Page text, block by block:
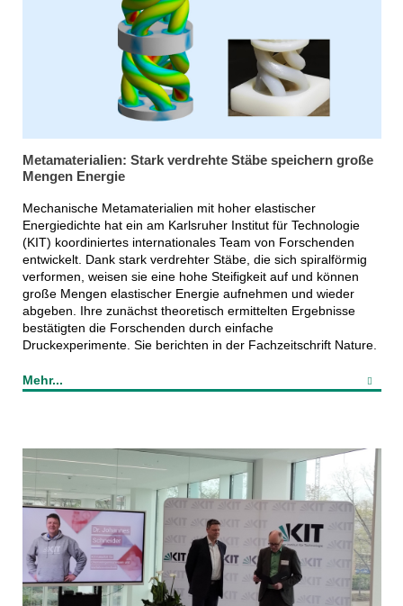
Metamaterialien: Stark verdrehte Stäbe speichern große
Mengen Energie
Mechanische Metamaterialien mit hoher elastischer
Energiedichte hat ein am Karlsruher Institut für Technologie
(KIT) koordiniertes internationales Team von Forschenden
entwickelt. Dank stark verdrehter Stäbe, die sich spiralförmig
verformen, weisen sie eine hohe Steifigkeit auf und können
große Mengen elastischer Energie aufnehmen und wieder
abgeben. Ihre zunächst theoretisch ermittelten Ergebnisse
bestätigten die Forschenden durch einfache
Druckexperimente. Sie berichten in der Fachzeitschrift Nature.
Mehr...